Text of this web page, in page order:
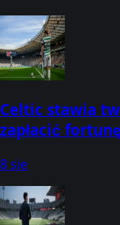
Celtic stawia
zapłacić
8 sie